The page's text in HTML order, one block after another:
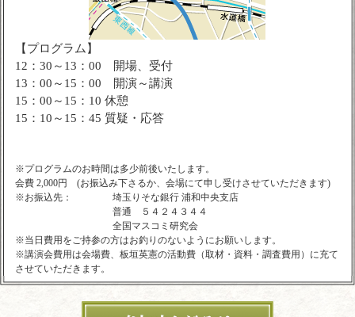
【プログラム】
12：30～13：00 開場、受付
13：00～15：00 開演～講演
15：00～15：10 休憩
15：10～15：45 質疑・応答
※プログラムのお時間は多少前後いたします。
会費 2,000円 (お振込み下さるか、会場にて申し受けさせていただきます)
※お振込先：
埼玉りそな銀行 浦和中央支店
普通 ５４２４３４４
全国マスコミ研究会
※当日費用をご持参の方はお釣りのないようにお願いします。
※講演会費用は会場費、板垣英憲の活動費（取材・資料・調査費用）に充て
させていただきます。